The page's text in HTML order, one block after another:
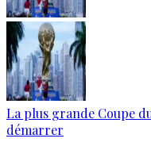
La plus grande Coupe
démarrer